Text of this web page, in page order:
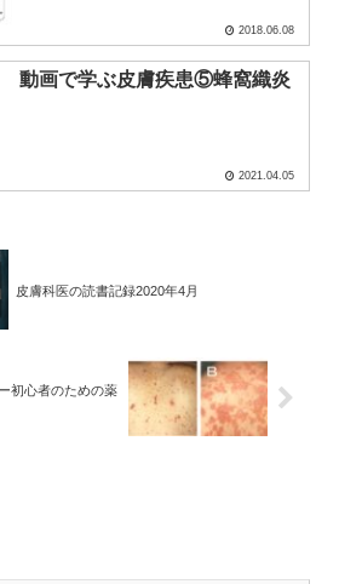
2018.06.08
動画で学ぶ皮膚疾患⑤蜂窩織炎
2021.04.05
皮膚科医の読書記録2020年4月
初心者のための薬